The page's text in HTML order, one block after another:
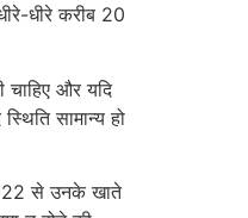
धीरे करीब 20
और यदि
सामान्य हो
से उनके खाते